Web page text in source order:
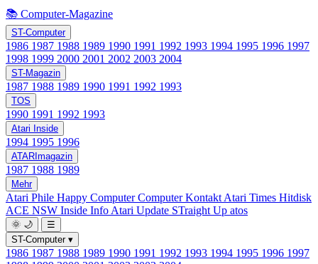
📚 Computer-Magazine
ST-Computer
1986 1987 1988 1989 1990 1991 1992 1993 1994 1995 1996 1997
1998 1999 2000 2001 2002 2003 2004
ST-Magazin
1987 1988 1989 1990 1991 1992 1993
TOS
1990 1991 1992 1993
Atari Inside
1994 1995 1996
ATARImagazin
1987 1988 1989
Mehr
Atari Phile Happy ComputerComputer Kontakt Atari Times Hitdisk
ACE NSW Inside Info Atari Update STraight Up atos
🌞 🌙
☰
ST-Computer ▾
1986 1987 1988 1989 1990 1991 1992 1993 1994 1995 1996 1997